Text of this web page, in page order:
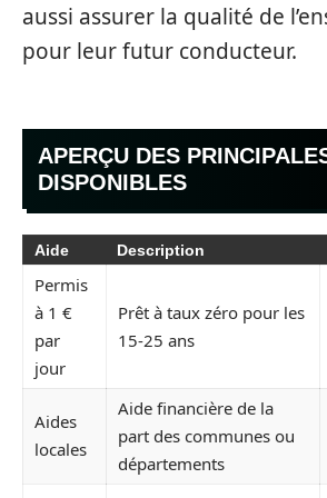
aussi assurer la qualité de
pour leur futur conducteur.
APERÇU DES
DISPONIBLES
Aide Description
Permis
à 1 €
par
jour
Prêt à taux zéro pour les
15-25 ans
Aides
locales
Aide financière de la
part des communes ou
départements